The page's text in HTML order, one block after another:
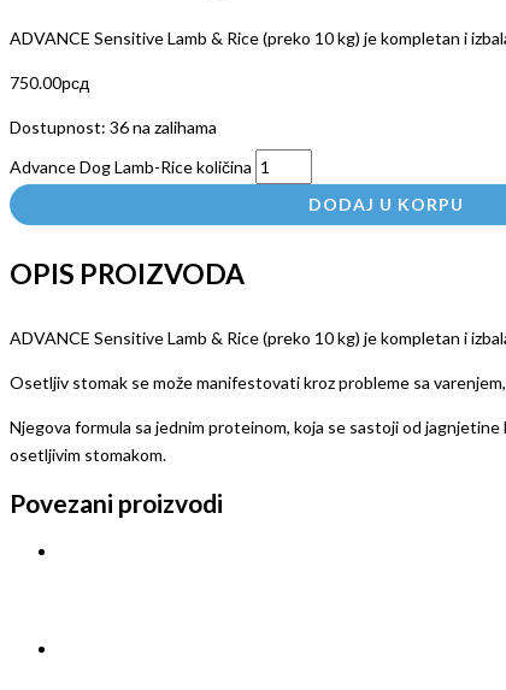
ADVANCE Sensitive Lamb & Rice (preko 10 kg) je kompletan i
750.00рсд
Dostupnost: 36 na zalihama
Advance Dog Lamb-Rice količina
DODAJ U KORPU
OPIS PROIZVODA
ADVANCE Sensitive Lamb & Rice (preko 10 kg) je kompletan i
Osetljiv stomak se može manifestovati kroz probleme sa
Njegova formula sa jednim proteinom, koja se sastoji od
osetljivim stomakom.
Povezani proizvodi